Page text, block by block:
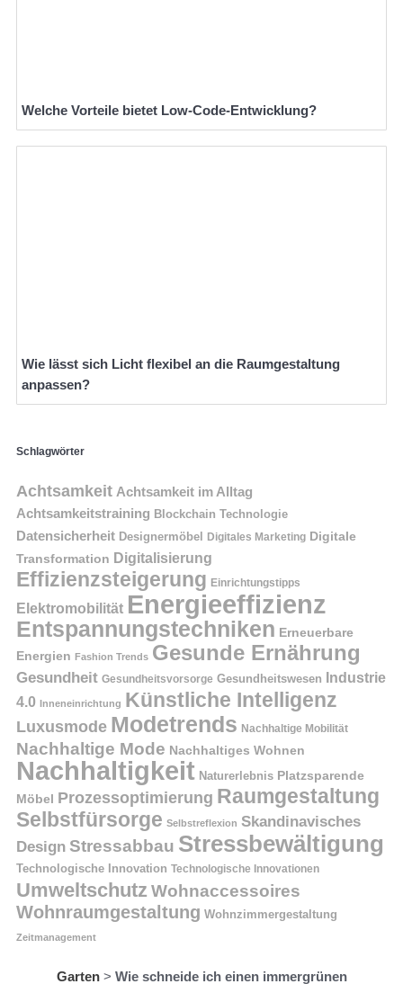
Welche Vorteile bietet Low-Code-Entwicklung?
Wie lässt sich Licht flexibel an die Raumgestaltung
anpassen?
Schlagwörter
Achtsamkeit Achtsamkeit im Alltag
Achtsamkeitstraining Blockchain Technologie
Datensicherheit Designermöbel Digitales Marketing Digitale
Transformation Digitalisierung
Effizienzsteigerung Einrichtungstipps
Elektromobilität Energieeffizienz
Entspannungstechniken Erneuerbare
Energien Fashion Trends Gesunde Ernährung
Gesundheit Gesundheitsvorsorge Gesundheitswesen Industrie
4.0 Inneneinrichtung Künstliche Intelligenz
Luxusmode Modetrends Nachhaltige Mobilität
Nachhaltige Mode Nachhaltiges Wohnen
Nachhaltigkeit Naturerlebnis Platzsparende
Möbel
Prozessoptimierung Raumgestaltung
Selbstfürsorge Selbstreflexion Skandinavisches
Design Stressabbau Stressbewältigung
Technologische Innovation Technologische Innovationen
Umweltschutz Wohnaccessoires
Wohnraumgestaltung Wohnzimmergestaltung
Zeitmanagement
Garten> Wie schneide ich einen immergrünen